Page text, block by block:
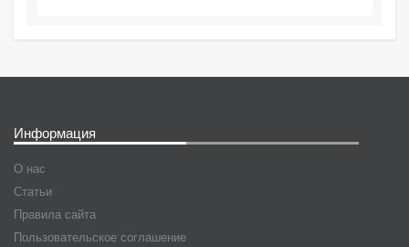
Информация
О нас
Статьи
Правила сайта
Пользовательское соглашение